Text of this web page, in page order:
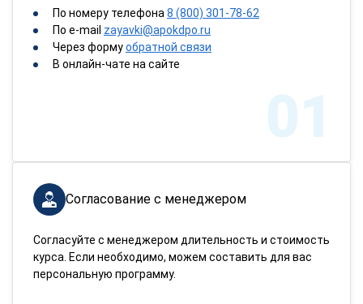
По номеру телефона 8 (800) 301-78-62
По e-mail zayavki@apokdpo.ru
Через формуобратной связи
В онлайн-чате на сайте
01
Согласование с менеджером
Согласуйте с менеджером длительность и стоимость
курса. Если необходимо, можем составить для вас
персональную программу.